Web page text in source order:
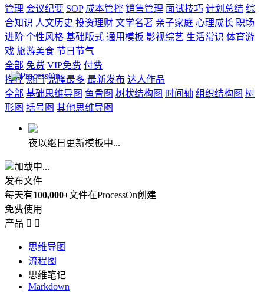
管理 会议纪要 SOP 成本管控 销售管理 面试技巧 计划总结 综
合知识 人文历史 投资理财 文学名著 亲子家庭 心理成长 职场
进阶 个性风格 基础版式 通用模板 影视综艺 生活常识 体育游
戏 旅游美食 节日节气
全部 免费 VIP免费 付费
推荐 热门 克隆最多 最新发布 达人作品
全部 基础思维导图 鱼骨图 树状结构图 时间轴 组织结构图 树
形图 括号图 其他思维导图
夜以继日更新模板中...
加载中...
发布文件
每天有100,000+文件在ProcessOn创建
免费使用
产品  
思维导图
流程图
思维笔记
Markdown